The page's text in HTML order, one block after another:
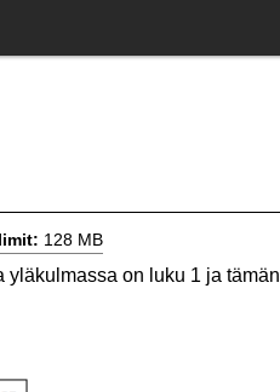
128 MB
yläkulmassa on luku 1 ja tämän